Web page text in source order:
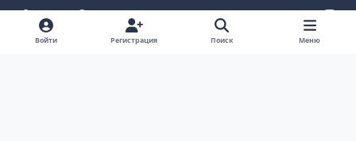
Светлый режим
Темный режим
Как в системе
v
k
Политика конфиденциальности
Войти Регистрация Поиск Меню